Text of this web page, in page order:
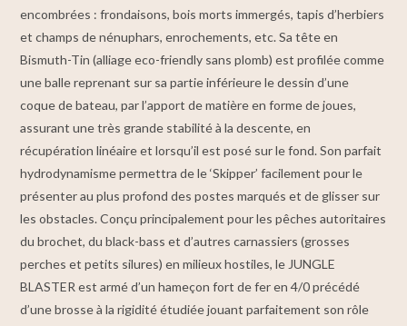
encombrées : frondaisons, bois morts immergés, tapis d’herbiers
et champs de nénuphars, enrochements, etc. Sa tête en
Bismuth-Tin (alliage eco-friendly sans plomb) est profilée comme
une balle reprenant sur sa partie inférieure le dessin d’une
coque de bateau, par l’apport de matière en forme de joues,
assurant une très grande stabilité à la descente, en
récupération linéaire et lorsqu’il est posé sur le fond. Son parfait
hydrodynamisme permettra de le ‘Skipper’ facilement pour le
présenter au plus profond des postes marqués et de glisser sur
les obstacles. Conçu principalement pour les pêches autoritaires
du brochet, du black-bass et d’autres carnassiers (grosses
perches et petits silures) en milieux hostiles, le JUNGLE
BLASTER est armé d’un hameçon fort de fer en 4/0 précédé
d’une brosse à la rigidité étudiée jouant parfaitement son rôle